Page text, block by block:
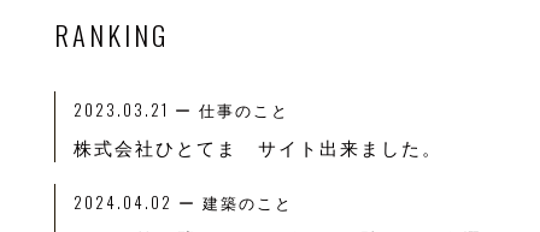
RANKING
2023.03.21 ー 仕事のこと
株式会社ひとてま サイト出来ました。
2024.04.02 ー 建築のこと